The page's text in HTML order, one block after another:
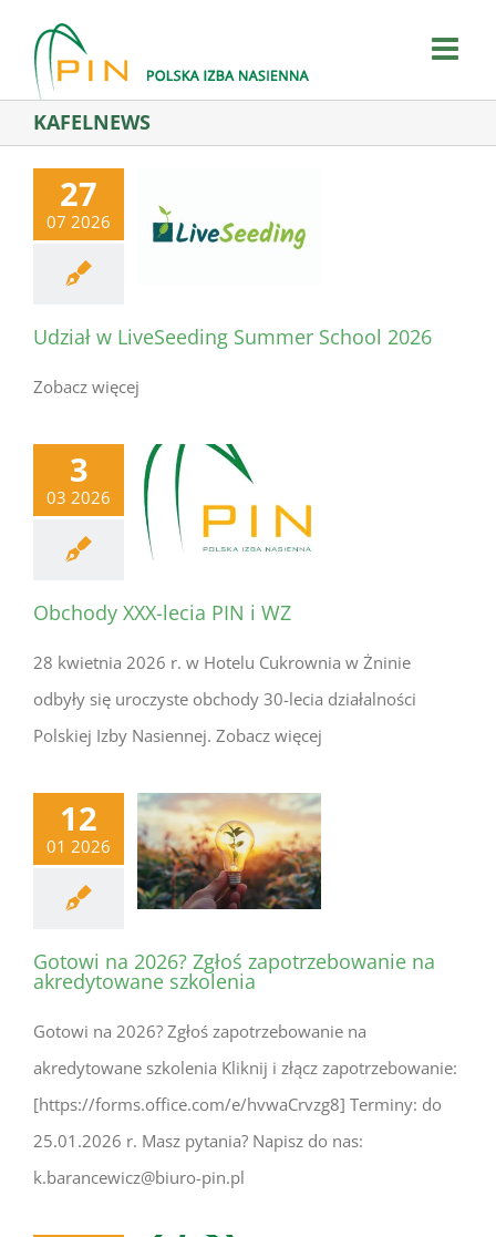
content
KAFELNEWS
27
07 2026
Udział w LiveSeeding Summer School 2026
Zobacz więcej
3
03 2026
Obchody XXX-lecia PIN i WZ
28 kwietnia 2026 r. w Hotelu Cukrownia w Żninie
odbyły się uroczyste obchody 30-lecia działalności
Polskiej Izby Nasiennej. Zobacz więcej
12
01 2026
Gotowi na 2026? Zgłoś zapotrzebowanie na
akredytowane szkolenia
Gotowi na 2026? Zgłoś zapotrzebowanie na
akredytowane szkolenia Kliknij i złącz zapotrzebowanie:
[https://forms.office.com/e/hvwaCrvzg8] Terminy: do
25.01.2026 r. Masz pytania? Napisz do nas:
k.barancewicz@biuro-pin.pl